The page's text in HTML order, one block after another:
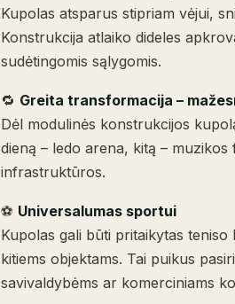
Kupolas atsparus stipriam vėjui,
Konstrukcija atlaiko dideles
sudėtingomis sąlygomis.
🔁 Greita transformacija –
Dėl modulinės konstrukcijos
dieną – ledo arena, kitą –
infrastruktūros.
⚽ Universalumas sportui
Kupolas gali būti pritaikytas
kitiems objektams. Tai puikus
savivaldybėms ar komerciniams